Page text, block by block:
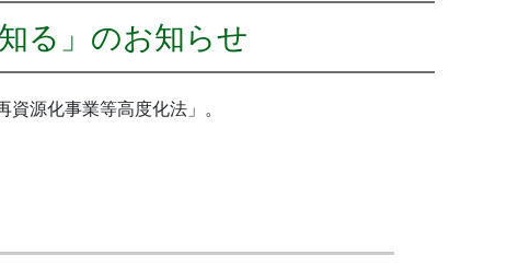
る」のお知らせ
源化事業等高度化法」。